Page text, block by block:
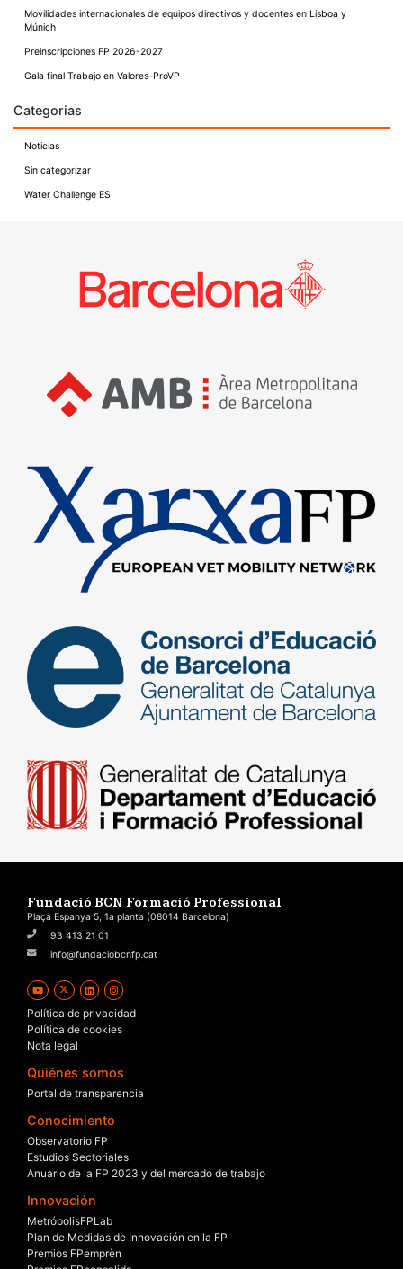
Movilidades internacionales de equipos directivos y docentes en Lisboa y
Múnich
Preinscripciones FP 2026-2027
Gala final Trabajo en Valores–ProVP
Categorias
Noticias
Sin categorizar
Water Challenge ES
Fundació BCN Formació Professional
Plaça Espanya 5, 1a planta (08014 Barcelona)
93 413 21 01
info@fundaciobcnfp.cat
Política de privacidad
Política de cookies
Nota legal
Quiénes somos
Portal de transparencia
Conocimiento
Observatorio FP
Estudios Sectoriales
Anuario de la FP 2023 y del mercado de trabajo
Innovación
MetrópolisFPLab
Plan de Medidas de Innovación en la FP
Premios FPemprèn